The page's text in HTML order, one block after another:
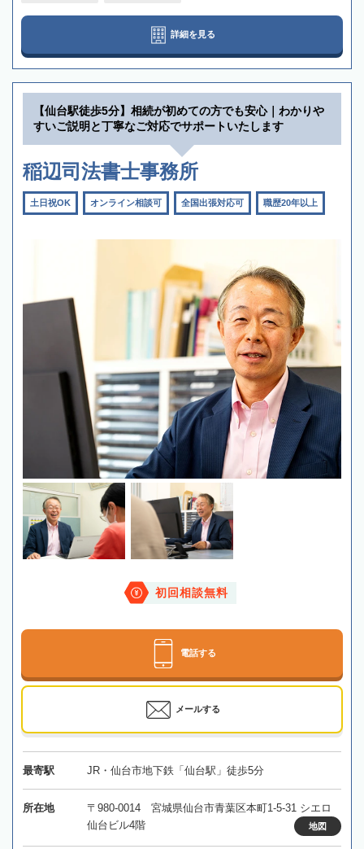
詳細を見る
【仙台駅徒歩5分】相続が初めての方でも安心｜わかりや
すいご説明と丁寧なご対応でサポートいたします
稲辺司法書士事務所
土日祝OK オンライン相談可 全国出張対応可 職歴20年以上
初回相談無料
電話する
メールする
最寄駅 JR・仙台市地下鉄「仙台駅」徒歩5分
所在地
〒980-0014 宮城県仙台市青葉区本町1-5-31 シエロ
仙台ビル4階
地図